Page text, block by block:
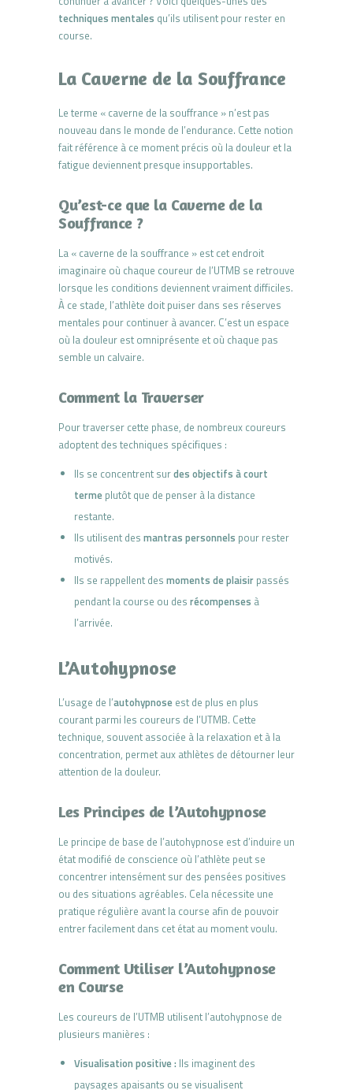
techniques mentales qu’ils utilisent pour rester en
course.
La Caverne de la Souffrance
Le terme « caverne de la souffrance » n’est pas
nouveau dans le monde de l’endurance. Cette notion
fait référence à ce moment précis où la douleur et la
fatigue deviennent presque insupportables.
Qu’est-ce que la Caverne de la
Souffrance ?
La « caverne de la souffrance » est cet endroit
imaginaire où chaque coureur de l’UTMB se retrouve
lorsque les conditions deviennent vraiment difficiles.
À ce stade, l’athlète doit puiser dans ses réserves
mentales pour continuer à avancer. C’est un espace
où la douleur est omniprésente et où chaque pas
semble un calvaire.
Comment la Traverser
Pour traverser cette phase, de nombreux coureurs
adoptent des techniques spécifiques :
Ils se concentrent surdes objectifs à court
termeplutôt que de penser à la distance
restante.
Ils utilisent des mantras personnels pour rester
motivés.
Ils se rappellent des moments de plaisirpassés
pendant la course ou des récompenses à
l’arrivée.
L’Autohypnose
L’usage de l’autohypnose est de plus en plus
courant parmi les coureurs de l’UTMB. Cette
technique, souvent associée à la relaxation et à la
concentration, permet aux athlètes de détourner leur
attention de la douleur.
Les Principes de l’Autohypnose
Le principe de base de l’autohypnose est d’induire un
état modifié de conscience où l’athlète peut se
concentrer intensément sur des pensées positives
ou des situations agréables. Cela nécessite une
pratique régulière avant la course afin de pouvoir
entrer facilement dans cet état au moment voulu.
Comment Utiliser l’Autohypnose
en Course
Les coureurs de l’UTMB utilisent l’autohypnose de
plusieurs manières :
Visualisation positive : Ils imaginent des
paysages apaisants ou se visualisent